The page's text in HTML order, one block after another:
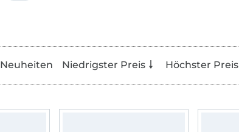
Neuheiten Niedrigster Preis Höchster Preis